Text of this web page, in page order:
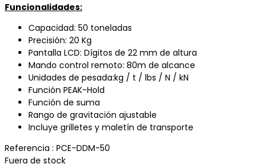
Funcionalidades:
Capacidad: 50 toneladas
Precisión: 20 Kg
Pantalla LCD: Dígitos de 22 mm de altura
Mando control remoto: 80m de alcance
Unidades de pesada:kg / t / lbs / N / kN
Función PEAK-Hold
Función de suma
Rango de gravitación ajustable
Incluye grilletes y maletín de transporte
Referencia : PCE-DDM-50
Fuera de stock